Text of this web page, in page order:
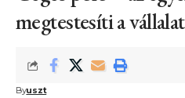
megtestesíti a
Byuszt